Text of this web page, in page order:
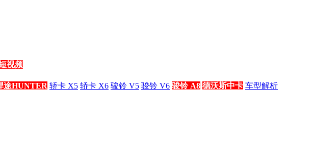
视频
途HUNTER 轿卡 X5 轿卡 X6 骏铃 V5 骏铃 V6 骏铃 A8 德沃斯中卡 车型解析